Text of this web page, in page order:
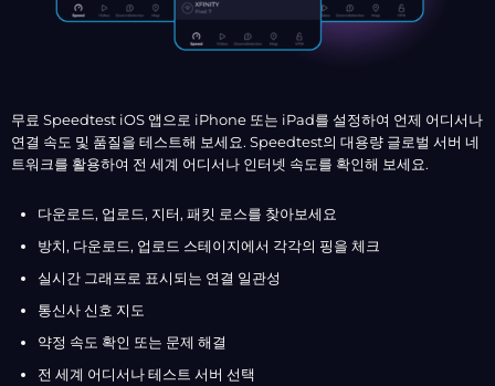
무료 Speedtest iOS 앱으로 iPhone 또는 iPad를 설정하여 언제 어디서나
연결 속도 및 품질을 테스트해 보세요. Speedtest의 대용량 글로벌 서버 네
트워크를 활용하여 전 세계 어디서나 인터넷 속도를 확인해 보세요.
다운로드, 업로드, 지터, 패킷 로스를 찾아보세요
방치, 다운로드, 업로드 스테이지에서 각각의 핑을 체크
실시간 그래프로 표시되는 연결 일관성
통신사 신호 지도
약정 속도 확인 또는 문제 해결
전 세계 어디서나 테스트 서버 선택